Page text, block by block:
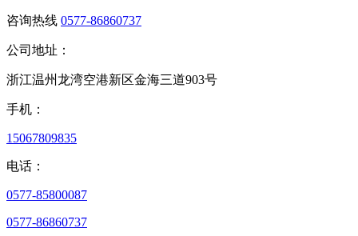
咨询热线 0577-86860737
公司地址：
浙江温州龙湾空港新区金海三道903号
手机：
15067809835
电话：
0577-85800087
0577-86860737